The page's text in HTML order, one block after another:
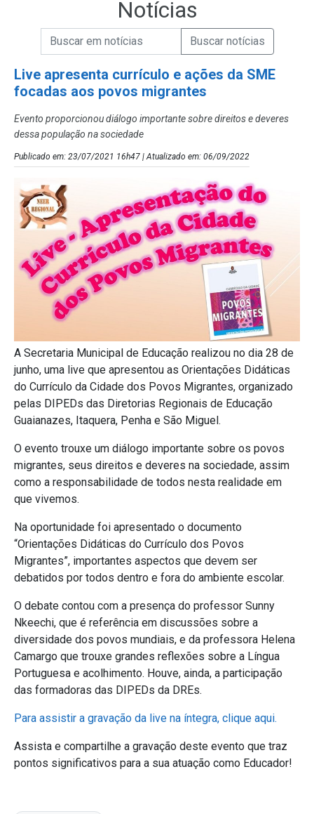
Notícias
Campo de Busca de Notícias
Campo de Busca de informaçõesEnviar a Busca de Notícias
Live apresenta currículo e ações da SME
focadas aos povos migrantes
Evento proporcionou diálogo importante sobre direitos e deveres
dessa população na sociedade
Publicado em: 23/07/2021 16h47 | Atualizado em: 06/09/2022
A Secretaria Municipal de Educação realizou no dia 28 de
junho, uma live que apresentou as Orientações Didáticas
do Currículo da Cidade dos Povos Migrantes, organizado
pelas DIPEDs das Diretorias Regionais de Educação
Guaianazes, Itaquera, Penha e São Miguel.
O evento trouxe um diálogo importante sobre os povos
migrantes, seus direitos e deveres na sociedade, assim
como a responsabilidade de todos nesta realidade em
que vivemos.
Na oportunidade foi apresentado o documento
“Orientações Didáticas do Currículo dos Povos
Migrantes”, importantes aspectos que devem ser
debatidos por todos dentro e fora do ambiente escolar.
O debate contou com a presença do professor Sunny
Nkeechi, que é referência em discussões sobre a
diversidade dos povos mundiais, e da professora Helena
Camargo que trouxe grandes reflexões sobre a Língua
Portuguesa e acolhimento. Houve, ainda, a participação
das formadoras das DIPEDs da DREs.
Para assistir a gravação da live na íntegra, clique aqui.
Assista e compartilhe a gravação deste evento que traz
pontos significativos para a sua atuação como Educador!